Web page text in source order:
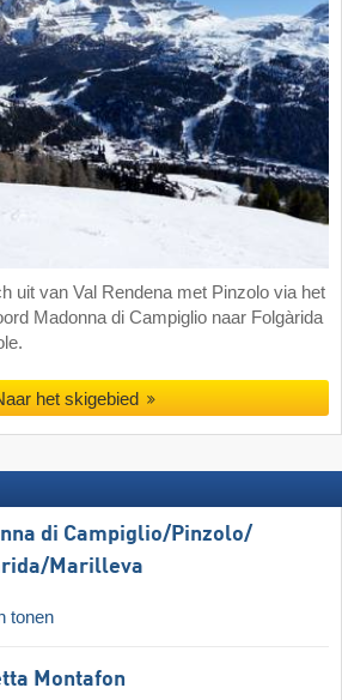
uit van Val Rendena met Pinzolo via het
Madonna di Campiglio naar Folgàrida
het skigebied
di Campiglio/​Pinzolo/​
​Marilleva
tonen
Montafon